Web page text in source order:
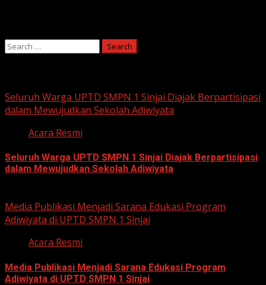
Search
Seluruh Warga UPTD SMPN 1 Sinjai Diajak Berpartisipasi
dalam Mewujudkan Sekolah Adiwiyata
Acara Resmi
Seluruh Warga UPTD SMPN 1 Sinjai Diajak Berpartisipasi
dalam Mewujudkan Sekolah Adiwiyata
Media Publikasi Menjadi Sarana Edukasi Program
Adiwiyata di UPTD SMPN 1 Sinjai
Acara Resmi
Media Publikasi Menjadi Sarana Edukasi Program
Adiwiyata di UPTD SMPN 1 Sinjai